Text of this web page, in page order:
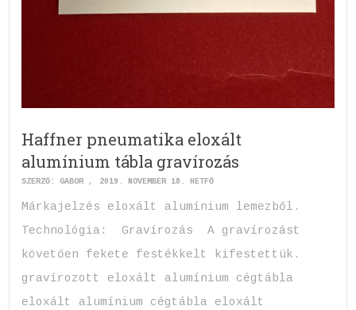
Haffner pneumatika eloxált
alumínium tábla gravírozás
SZERZŐ:GABOR 2019. NOVEMBER 18. HÉTFŐ
Márkajelzés eloxált alumínium lemezből.
Technológia: Gravírozás A gravírozást
követően fekete festékkelt kifestettük.
gravírozott eloxált alumínium cégtábla
eloxált alumínium cégtábla eloxált